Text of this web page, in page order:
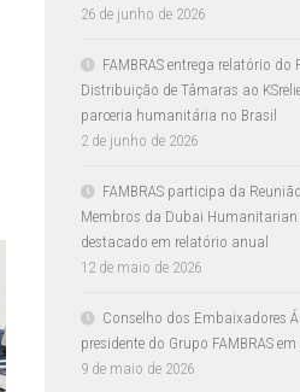
26 de junho de 2026
FAMBRAS entrega relatório do
Distribuição de Tâmaras ao
parceria humanitária no Brasil
2 de junho de 2026
FAMBRAS participa da
Membros da Dubai Humanitarian
destacado em relatório anual
12 de maio de 2026
Conselho dos Embaixadores
presidente do Grupo FAMBRAS
9 de maio de 2026